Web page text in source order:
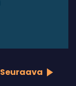
Seuraava